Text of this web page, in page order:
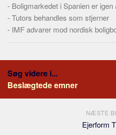
Bannere
Hjælp
- Boligmarkedet i Spanien er igen
-Tutors behandles som stjerner
- IMF advarer mod nordisk
Søg videre i...
Beslægtede emner
NÆSTE
Ejerform